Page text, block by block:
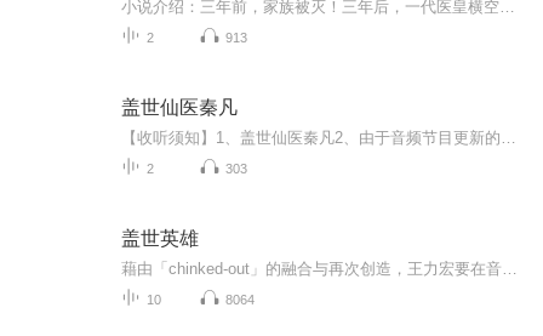
2 913
盖世仙医秦凡
2 303
盖世英雄
10 8064